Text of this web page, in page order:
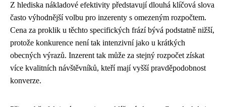
Z hlediska nákladové efektivity představují dlouhá klíčová slova
často výhodnější volbu pro inzerenty s omezeným rozpočtem.
Cena za proklik u těchto specifických frází bývá podstatně nižší,
protože konkurence není tak intenzivní jako u krátkých
obecných výrazů. Inzerent tak může za stejný rozpočet získat
více kvalitních návštěvníků, kteří mají vyšší pravděpodobnost
konverze.